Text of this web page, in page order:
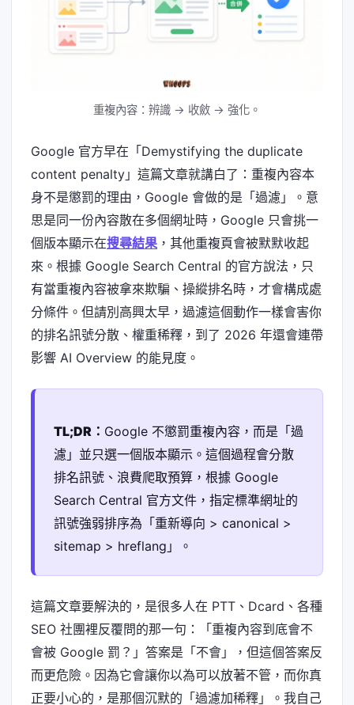
重複內容：辨識 → 收斂 → 強化。
Google 官方早在「Demystifying the duplicate
content penalty」這篇文章就講白了：重複內容本
身不是懲罰的理由，Google 會做的是「過濾」。意
思是同一份內容散在多個網址時，Google 只會挑一
個版本顯示在搜尋結果 ，其他重複頁會被默默收起
來。根據 Google Search Central 的官方說法，只
有當重複內容被拿來欺騙、操縱排名時，才會構成處
分條件。但請別高興太早，過濾這個動作一樣會害你
的排名訊號分散、權重稀釋，到了 2026 年還會連帶
影響 AI Overview 的能見度。
TL;DR： Google 不懲罰重複內容，而是「過
濾」並只選一個版本顯示。這個過程會分散
排名訊號、浪費爬取預算，根據 Google
Search Central 官方文件，指定標準網址的
訊號強弱排序為「重新導向 > canonical >
sitemap > hreflang」。
這篇文章要解決的，是很多人在 PTT、Dcard、各種
SEO 社團裡反覆問的那一句：「重複內容到底會不
會被 Google 罰？」答案是「不會」，但這個答案反
而更危險。因為它會讓你以為可以放著不管，而你真
正要小心的，是那個沉默的「過濾加稀釋」。我自己